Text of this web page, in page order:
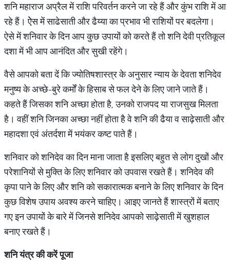
शनि महाराज अप्रैल में राशि परिवर्तन करने जा रहे हैं और कुंभ राशि में आ
रहे हैं। ऐेस में साढेसाती और ढैय्या का प्रभाव भी राशियों पर बदलेगा।
ऐसे में शनिवार के दिन आप कुछ उपायों को करते हैं तो शनि देवी प्रतिकूल
दशा में भी आप आनंदित और सुखी रहेंगे।
वैसे आपको बता दें कि ज्योतिषशास्त्र के अनुसार न्याय के देवता शनिदेव
मनुष्य के अच्छे-बुरे कर्मों के हिसाब से फल देने के लिए जाने जाते हैं।
कहते हैं जिसका शनि अच्छा होता है, उनको राजपद या राजसुख मिलता
है। वहीं शनि जिनका अच्छा नहीं होता है वे शनि की ढैया व साढ़ेसाती और
महादशा एवं अंतर्दशा में भयंकर कष्ट पाते हैं।
शनिवार को शनिदेव का दिन माना जाता है इसलिए बहुत से लोग दुखों और
परेशानियों से मुक्ति के लिए शनिवार को उपवास रखते हैं। शनिदेव की
कृपा पाने के लिए और शनि को सकारात्मक बनाने के लिए शनिवार के दिन
कुछ विशेष उपाय अवश्य करने चाहिए। आइए जानते हैं शास्त्रों में बताए
गए इन उपायों के बारे में जिनसे शनिदेव आपको साढ़ेसाती में खुशहाल
बनाए रखते हैं।
शनि यंत्र की करें पूजा